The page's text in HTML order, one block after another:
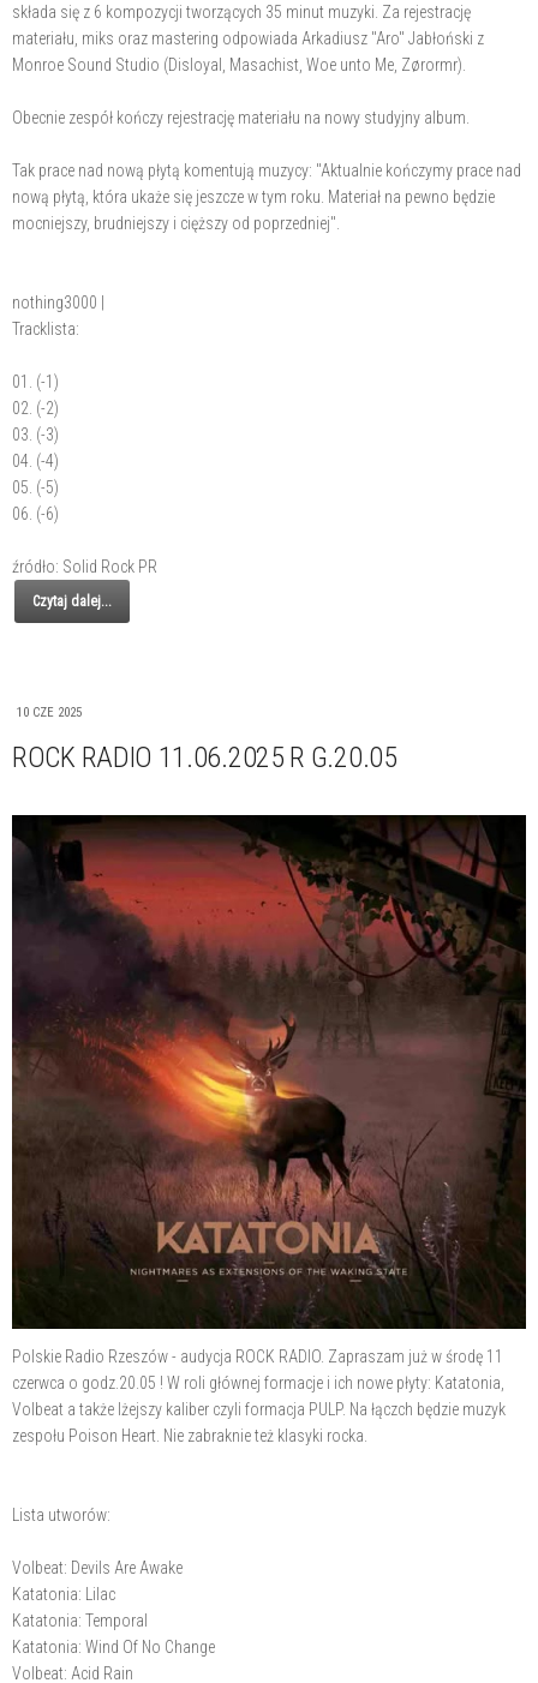
składa się z 6 kompozycji tworzących 35 minut muzyki. Za rejestrację
materiału, miks oraz mastering odpowiada Arkadiusz "Aro" Jabłoński z
Monroe Sound Studio (Disloyal, Masachist, Woe unto Me, Zørormr).
Obecnie zespół kończy rejestrację materiału na nowy studyjny album.
Tak prace nad nową płytą komentują muzycy: "Aktualnie kończymy prace nad
nową płytą, która ukaże się jeszcze w tym roku. Materiał na pewno będzie
mocniejszy, brudniejszy i cięższy od poprzedniej".
nothing3000 |
Tracklista:
01. (-1)
02. (-2)
03. (-3)
04. (-4)
05. (-5)
06. (-6)
źródło: Solid Rock PR
Czytaj dalej...
10 CZE 2025
ROCK RADIO 11.06.2025 R G.20.05
Polskie Radio Rzeszów - audycja ROCK RADIO. Zapraszam już w środę 11
czerwca o godz.20.05 ! W roli głównej formacje i ich nowe płyty: Katatonia,
Volbeat a także lżejszy kaliber czyli formacja PULP. Na łączch będzie muzyk
zespołu Poison Heart. Nie zabraknie też klasyki rocka.
Lista utworów:
Volbeat: Devils Are Awake
Katatonia: Lilac
Katatonia: Temporal
Katatonia: Wind Of No Change
Volbeat: Acid Rain